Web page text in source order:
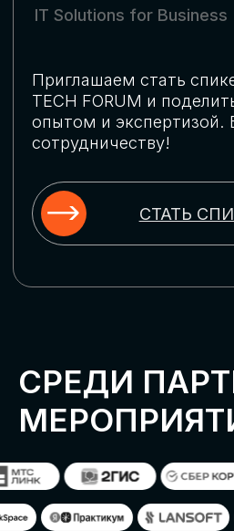
ЗАЯВКУ
Оставьте заявку, наши менеджеры
свяжутся с вами